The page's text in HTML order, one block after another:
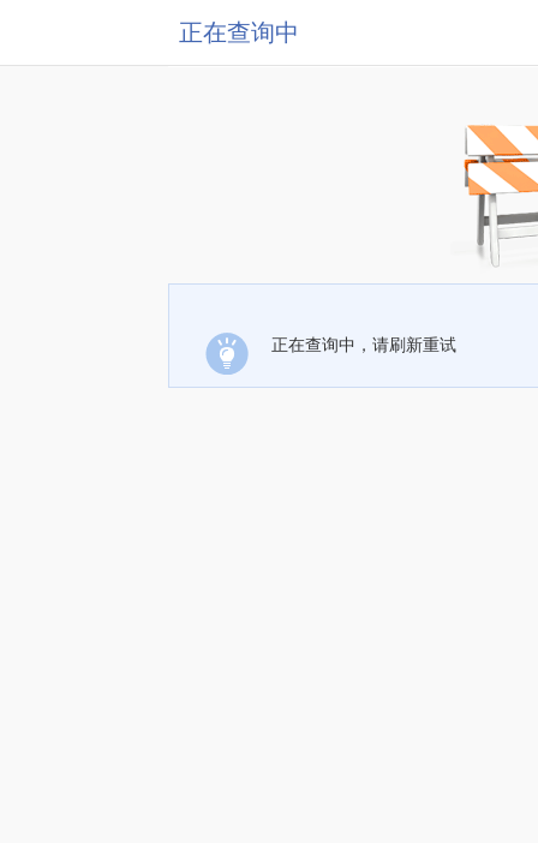
正在查询中
正在查询中，请刷新重试